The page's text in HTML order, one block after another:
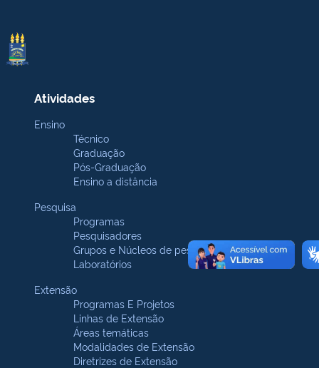
Atividades
Ensino
Técnico
Graduação
Pós-Graduação
Ensino a distância
Pesquisa
Programas
Pesquisadores
Grupos e Núcleos de pesquisa
Laboratórios
Extensão
Programas E Projetos
Linhas de Extensão
Áreas temáticas
Modalidades de Extensão
Diretrizes de Extensão